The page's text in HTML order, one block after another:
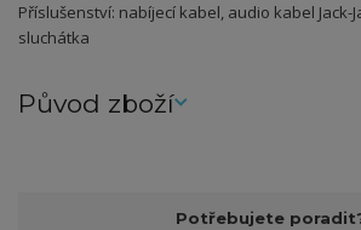
Příslušenství: nabíjecí kabel, audio kabel Jack-
sluchátka
Původ zboží
Potřebujete